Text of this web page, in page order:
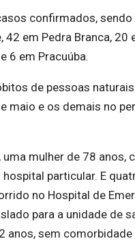
confirmados,
em Pedra Branca,
6 em Pracuúba.
de pessoas
maio e os demais no
mulher de 78
particular. E
no Hospital de
para a unidade de
anos, sem